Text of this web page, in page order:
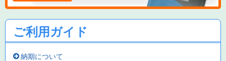
ご利用ガイド
納期について